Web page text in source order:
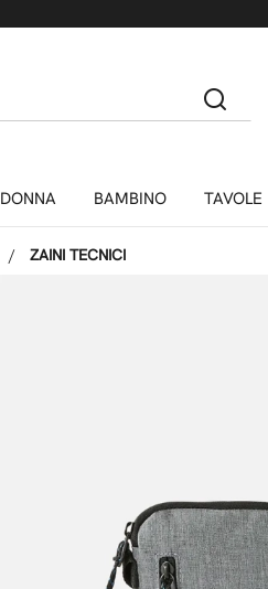
DONNA BAMBINO TAVOLE
ZAINI TECNICI